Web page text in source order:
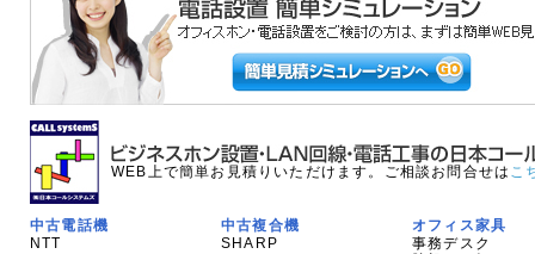
WEB上で簡単お見積りいただけます。ご相談お問合せは こ
中古電話機
NTT
中古複合機
SHARP
オフィス家具
事務デスク